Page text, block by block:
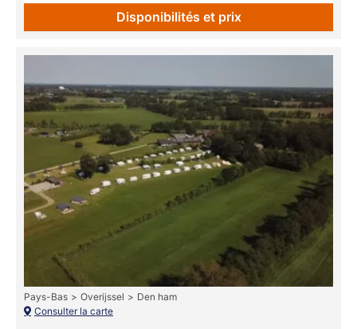
Disponibilités et prix
Pays-Bas Overijssel
Den ham
Consulter la carte